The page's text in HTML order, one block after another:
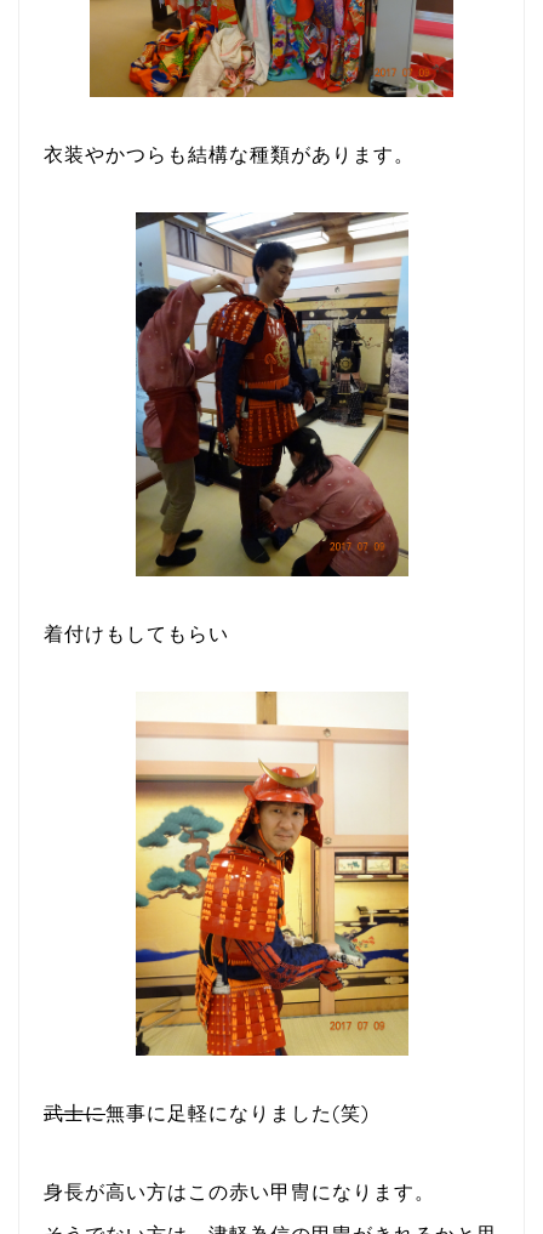
衣装やかつらも結構な種類があります。
着付けもしてもらい
武士に無事に足軽になりました(笑)
身長が高い方はこの赤い甲冑になります。